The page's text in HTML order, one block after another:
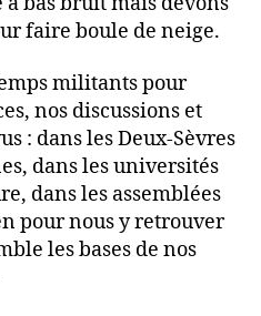
faire boule de neige.
militants pour
nos discussions et
: dans les Deux-Sèvres
dans les universités
dans les assemblées
pour nous y retrouver
les bases de nos